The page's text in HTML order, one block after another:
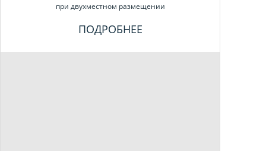
при двухместном размещении
ПОДРОБНЕЕ